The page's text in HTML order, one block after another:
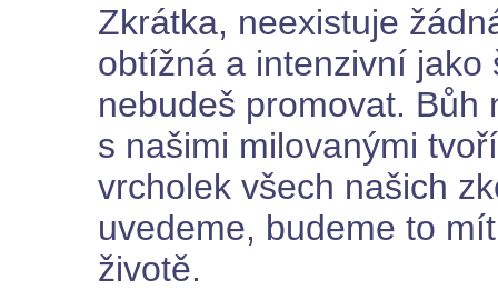
Zkrátka, neexistuje
obtížná a intenzivní jako
nebudeš promovat. Bůh
s našimi milovanými
vrcholek všech našich
uvedeme, budeme to
životě.